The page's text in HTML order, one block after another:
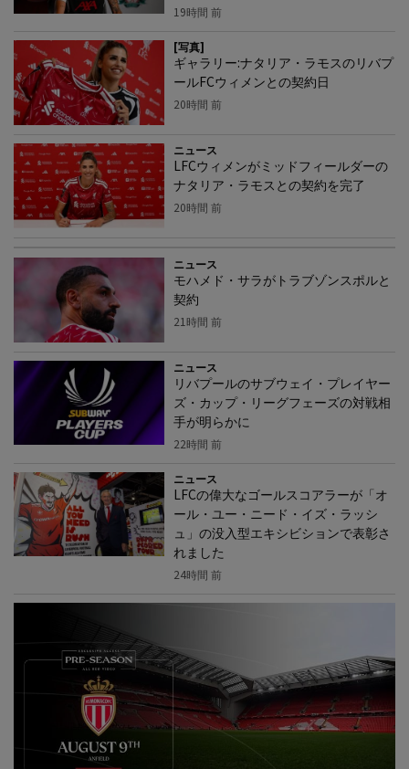
19時間 前
[写真]
ギャラリー:ナタリア・ラモスのリバプ
ールFCウィメンとの契約日
20時間 前
ニュース
LFCウィメンがミッドフィールダーの
ナタリア・ラモスとの契約を完了
20時間 前
ニュース
モハメド・サラがトラブゾンスポルと
契約
21時間 前
ニュース
リバプールのサブウェイ・プレイヤー
ズ・カップ・リーグフェーズの対戦相
手が明らかに
22時間 前
ニュース
LFCの偉大なゴールスコアラーが「オ
ール・ユー・ニード・イズ・ラッシ
ュ」の没入型エキシビションで表彰さ
れました
24時間 前